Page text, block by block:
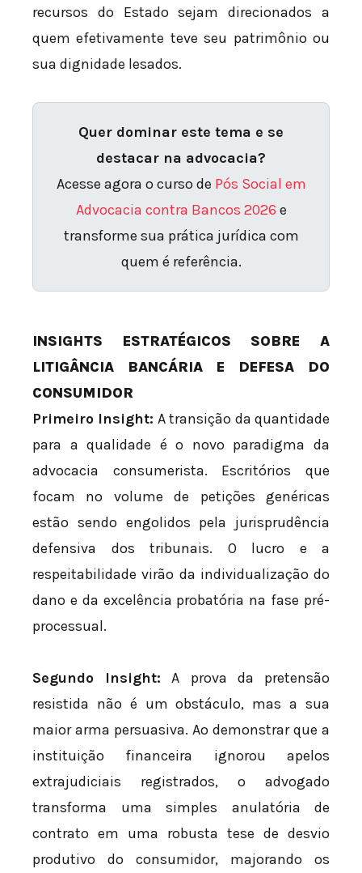
recursos do Estado sejam direcionados a
quem efetivamente teve seu patrimônio ou
sua dignidade lesados.
Quer dominar este tema e se
destacar na advocacia?
Acesse agora o curso de Pós Social em
Advocacia contra Bancos 2026 e
transforme sua prática jurídica com
quem é referência.
INSIGHTS ESTRATÉGICOS SOBRE A
LITIGÂNCIA BANCÁRIA E DEFESA DO
CONSUMIDOR
Primeiro Insight: A transição da quantidade
para a qualidade é o novo paradigma da
advocacia consumerista. Escritórios que
focam no volume de petições genéricas
estão sendo engolidos pela jurisprudência
defensiva dos tribunais. O lucro e a
respeitabilidade virão da individualização do
dano e da excelência probatória na fase pré-
processual.
Segundo Insight: A prova da pretensão
resistida não é um obstáculo, mas a sua
maior arma persuasiva. Ao demonstrar que a
instituição financeira ignorou apelos
extrajudiciais registrados, o advogado
transforma uma simples anulatória de
contrato em uma robusta tese de desvio
produtivo do consumidor, majorando os